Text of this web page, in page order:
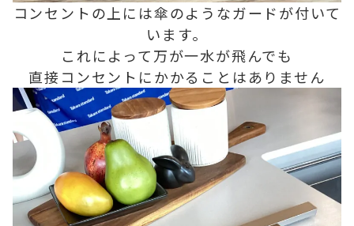
コンセントの上には傘のようなガードが付いて
います。
これによって万が一水が飛んでも
直接コンセントにかかることはありません